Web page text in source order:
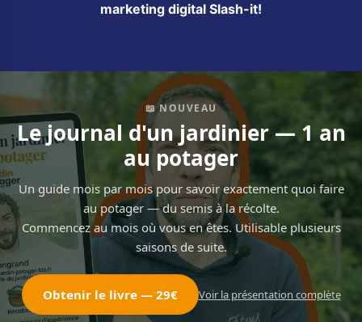
marketing digital Slash-it!
📖 NOUVEAU
Le journal d'un jardinier — 1 an
au potager
Un guide mois par mois pour savoir exactement quoi faire
au potager — du semis à la récolte.
Commencez au mois où vous en êtes. Utilisable plusieurs
saisons de suite.
Obtenir le livre — 29€ Voir la présentation complète